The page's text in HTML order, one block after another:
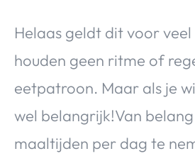
Helaas geldt dit voor veel
houden geen ritme of
eetpatroon. Maar als je
wel belangrijk!Van
maaltijden per dag te